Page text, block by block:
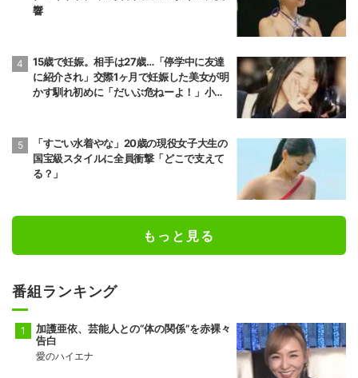
響
15歳で妊娠。相手は27歳…「停学中に友達
に紹介され」交際1ヶ月で妊娠した美女が明
かす馴れ初めに「だいぶ危ねーよ！」小森
「すごい水着やな」20歳の現役女子大生の
国宝級スタイルに全員衝撃「どこで支えて
る？」
もっと見る
番組ランキング
加護亜依、芸能人との“体の関係”を赤裸々
告白
愛のハイエナ